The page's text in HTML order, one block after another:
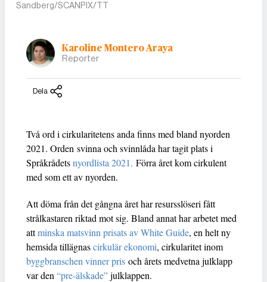
Sandberg/SCANPIX/TT
Karoline Montero Araya
Reporter
Dela
Två ord i cirkularitetens anda finns med bland nyorden
2021. Orden svinna och svinnlåda har tagit plats i
Språkrådetsnyordlista 2021. Förra året kom cirkulent
med som ett av nyorden.
Att döma från det gångna året har resursslöseri fått
strålkastaren riktad mot sig. Bland annat har arbetet med
attminska matsvinn prisats av White Guide, en helt ny
hemsida tillägnascirkulär ekonomi, cirkularitet inom
byggbranschen vinner pris och årets medvetna julklapp
var den “pre-älskade”julklappen.